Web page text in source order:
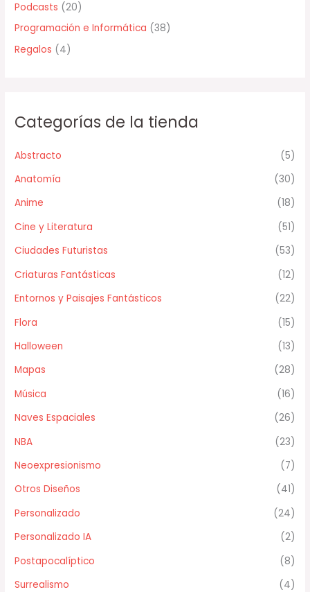
Podcasts (20)
Programación e Informática (38)
Regalos (4)
Categorías de la tienda
Abstracto
(5)
Anatomía
(30)
Anime
(18)
Cine y Literatura
(51)
Ciudades Futuristas
(53)
Criaturas Fantásticas
(12)
Entornos y Paisajes Fantásticos
(22)
Flora
(15)
Halloween
(13)
Mapas
(28)
Música
(16)
Naves Espaciales
(26)
NBA
(23)
Neoexpresionismo
(7)
Otros Diseños
(41)
Personalizado
(24)
Personalizado IA
(2)
Postapocalíptico
(8)
Surrealismo
(4)